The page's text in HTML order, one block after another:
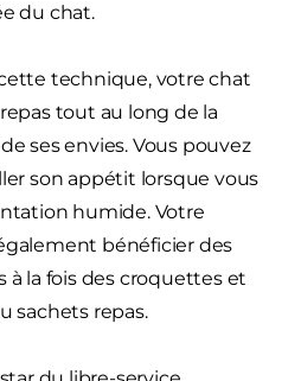
du chat.
technique, votre chat
tout au long de la
ses envies. Vous pouvez
son appétit lorsque vous
humide. Votre
bénéficier des
la fois des croquettes et
sachets repas.